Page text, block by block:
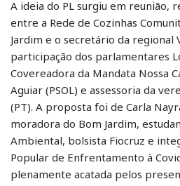
A ideia do PL surgiu em reunião,
entre a Rede de Cozinhas
Jardim e o secretário da regional
participação dos parlamentares
Covereadora da Mandata Nossa
Aguiar (PSOL) e assessoria da
(PT). A proposta foi de Carla
moradora do Bom Jardim,
Ambiental, bolsista Fiocruz e
Popular de Enfrentamento à
plenamente acatada pelos